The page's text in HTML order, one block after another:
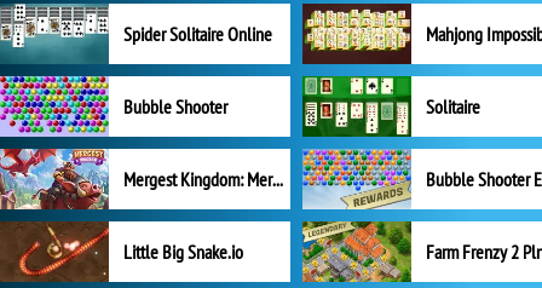
Spider Solitaire Online Mahjong
Bubble Shooter Solitaire
Mergest Kingdom: Merge Puzzle
Little Big Snake.io